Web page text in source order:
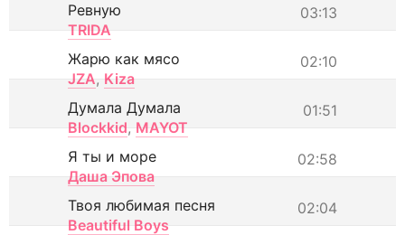
03:13
Ревную
TRIDA
02:10
Жарю как мясо
JZA, Kiza
01:51
Думала Думала
Blockkid, MAYOT
02:58
Я ты и море
Даша Эпова
02:04
Твоя любимая песня
Beautiful Boys